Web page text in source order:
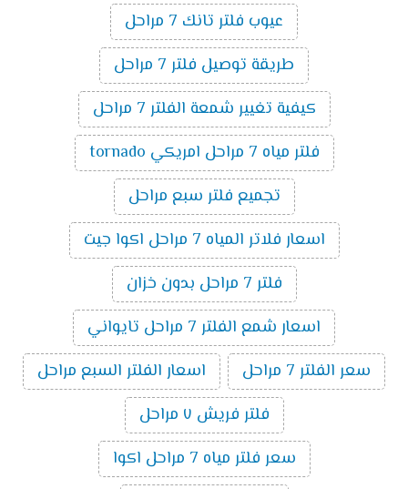
عيوب فلتر تانك 7 مراحل
طريقة توصيل فلتر 7 مراحل
كيفية تغيير شمعة الفلتر 7 مراحل
فلتر مياه 7 مراحل امريكي tornado
تجميع فلتر سبع مراحل
اسعار فلاتر المياه 7 مراحل اكوا جيت
فلتر 7 مراحل بدون خزان
اسعار شمع الفلتر 7 مراحل تايواني
سعر الفلتر 7 مراحل
اسعار الفلتر السبع مراحل
فلتر فريش ٧ مراحل
سعر فلتر مياه 7 مراحل اكوا